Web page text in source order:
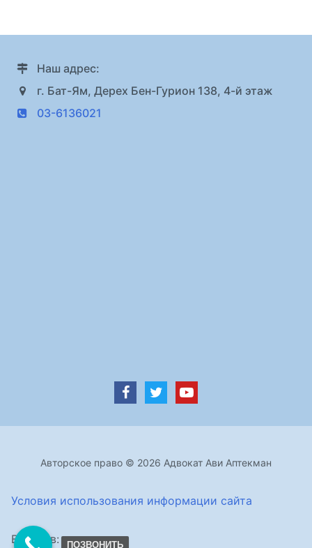
Наш адрес:
г. Бат-Ям, Дерех Бен-Гурион 138, 4-й этаж
03-6136021
Авторское право © 2026 Адвокат Ави Аптекман
Условия использования информации сайта
Визитов: ПОЗВОНИТЬ